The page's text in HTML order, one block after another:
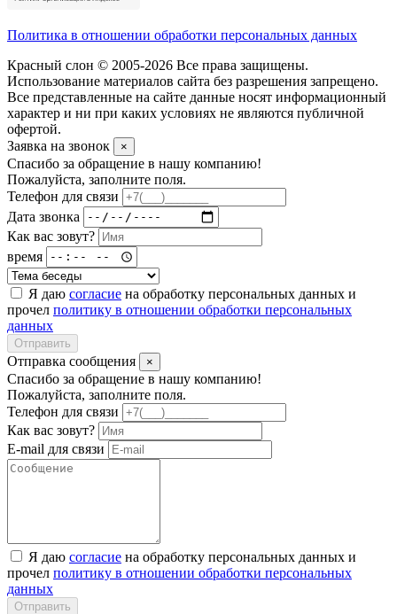
Политика в отношении обработки персональных данных
Красный слон © 2005-2026 Все права защищены.
Использование материалов сайта без разрешения запрещено.
Все представленные на сайте данные носят информационный
характер и ни при каких условиях не являются публичной
офертой.
Заявка на звонок
×
Спасибо за обращение в нашу компанию!
Пожалуйста, заполните поля.
Телефон для связи
Дата звонка
Как вас зовут?
время
Я даю согласие на обработку персональных данных и
прочел политику в отношении обработки персональных
данных
Отправить
Отправка сообщения ×
Спасибо за обращение в нашу компанию!
Пожалуйста, заполните поля.
Телефон для связи
Как вас зовут?
E-mail для связи
Я даю согласие на обработку персональных данных и
прочел политику в отношении обработки персональных
данных
Отправить